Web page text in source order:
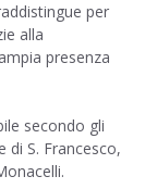
per
alla
presenza
secondo gli
di S. Francesco,